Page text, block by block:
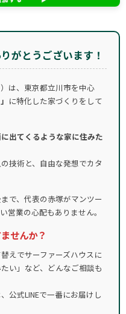
がとうございます！
は、東京都立川市を中心
に特化した家づくりをして
出てくるような家に住みた
技術と、自由な発想でカタ
で、代表の赤塚がマンツー
営業の心配もありません。
せんか？
えでサーファーズハウスに
い」など、どんなご相談も
公式LINEで一番にお届けし